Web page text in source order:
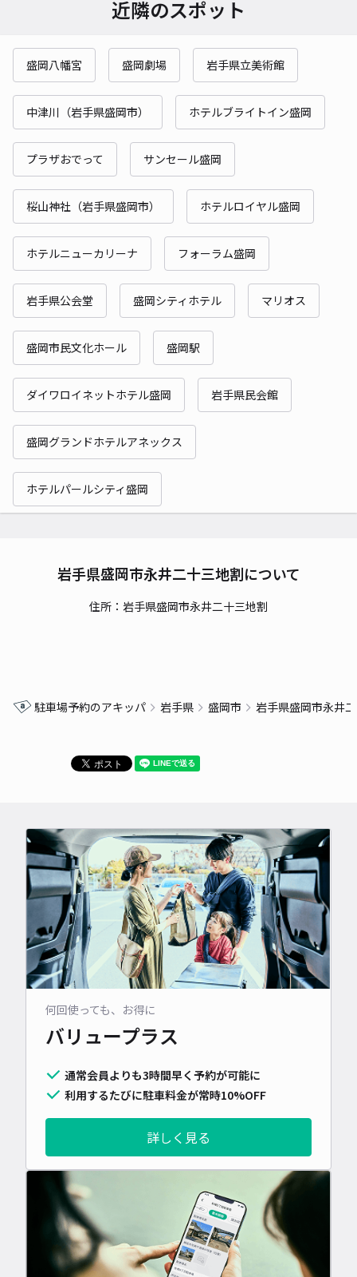
近隣のスポット
盛岡八幡宮 盛岡劇場 岩手県立美術館
中津川（岩手県盛岡市） ホテルブライトイン盛岡
プラザおでって サンセール盛岡
桜山神社（岩手県盛岡市） ホテルロイヤル盛岡
ホテルニューカリーナ フォーラム盛岡
岩手県公会堂 盛岡シティホテル マリオス
盛岡市民文化ホール 盛岡駅
ダイワロイネットホテル盛岡 岩手県民会館
盛岡グランドホテルアネックス
ホテルパールシティ盛岡
岩手県盛岡市永井二十三地割について
住所：岩手県盛岡市永井二十三地割
駐車場予約のアキッパ 岩手県 盛岡市 岩手県盛岡市永井
何回使っても、お得に
バリュープラス
通常会員よりも3時間早く予約が可能に
利用するたびに駐車料金が常時10%OFF
詳しく見る